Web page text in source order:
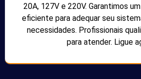
20A, 127V e 220V. Garantimos
eficiente para adequar seu
necessidades. Profissionais
para atender. Ligue